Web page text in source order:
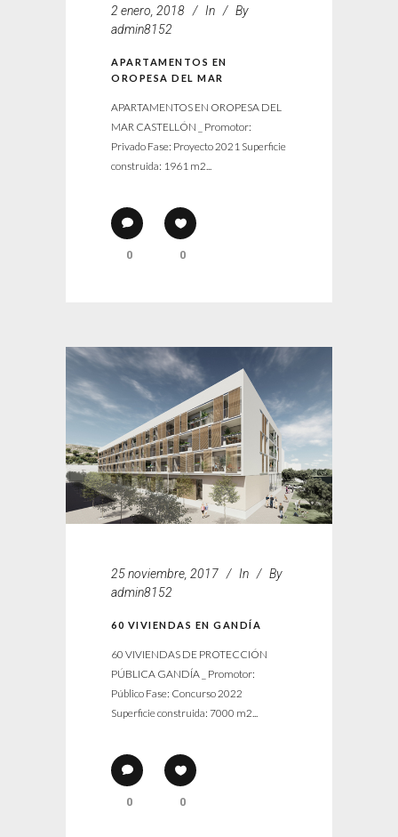
2 enero, 2018 In
By
admin8152
APARTAMENTOS EN
OROPESA DEL MAR
APARTAMENTOS EN OROPESA DEL
MAR CASTELLÓN _ Promotor:
Privado Fase: Proyecto 2021 Superficie
construida: 1961 m2...
0 0
25 noviembre, 2017 In
By
admin8152
60 VIVIENDAS EN GANDÍA
60 VIVIENDAS DE PROTECCIÓN
PÚBLICA GANDÍA _ Promotor:
Público Fase: Concurso 2022
Superficie construida: 7000 m2...
0 0